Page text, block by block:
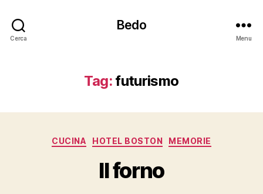
Cerca
Bedo
Menu
Tag: futurismo
Categorie
CUCINA HOTEL BOSTON MEMORIE
Il forno